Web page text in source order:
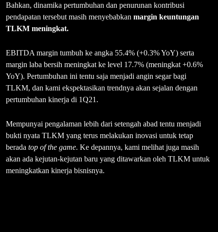
Bahkan, dinamika pertumbuhan dan penurunan kontribusi
pendapatan tersebut masih menyebabkan margin keuntungan
TLKM meningkat.
EBITDA margin tumbuh ke angka 55.4% (+0.3% YoY) serta
margin laba bersih meningkat ke level 17.7% (meningkat +0.6%
YoY). Pertumbuhan ini tentu saja menjadi angin segar bagi
TLKM, dan kami ekspektasikan trendnya akan sejalan dengan
pertumbuhan kinerja di 1Q21.
Mempunyai pengalaman lebih dari setengah abad tentu menjadi
bukti nyata TLKM yang terus melakukan inovasi untuk tetap
berada top of the game. Ke depannya, kami melihat juga masih
akan ada kejutan-kejutan baru yang ditawarkan oleh TLKM untuk
meningkatkan kinerja bisnisnya.